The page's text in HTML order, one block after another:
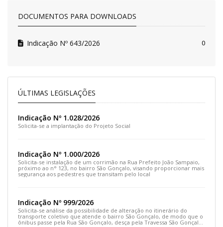
DOCUMENTOS PARA DOWNLOADS
Indicação Nº 643/2026 0
ÚLTIMAS LEGISLAÇÕES
Indicação Nº 1.028/2026
Solicita-se a implantação do Projeto Social
Indicação Nº 1.000/2026
Solicita-se instalação de um corrimão na Rua Prefeito João Sampaio,
próximo ao n° 123, no bairro São Gonçalo, visando proporcionar mais
segurança aos pedestres que transitam pelo local
Indicação Nº 999/2026
Solicita-se análise da possibilidade de alteração no itinerário do
transporte coletivo que atende o bairro São Gonçalo, de modo que o
ônibus passe pela Rua São Gonçalo, desça pela Travessa São Gonçalo